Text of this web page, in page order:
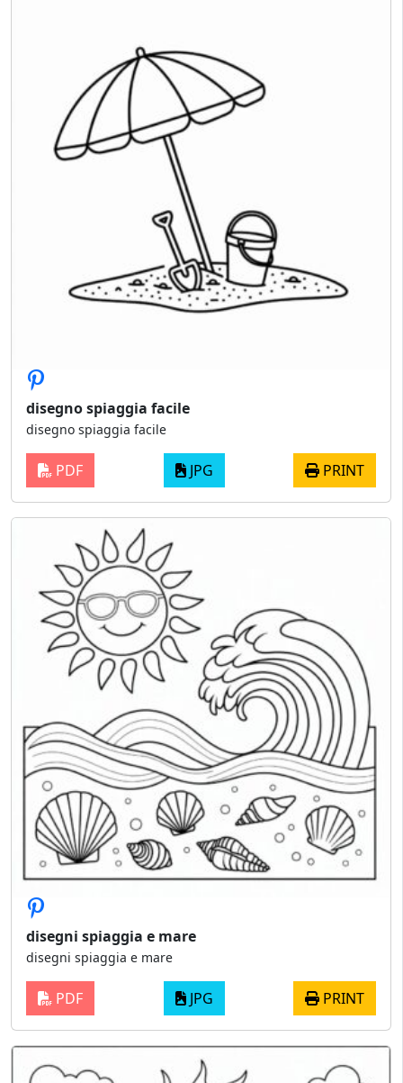
disegno spiaggia facile
disegno spiaggia facile
PDF JPG PRINT
disegni spiaggia e mare
disegni spiaggia e mare
PDF JPG PRINT